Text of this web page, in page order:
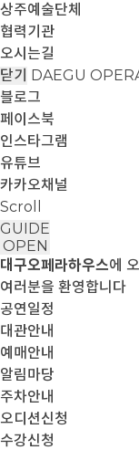
상주예술단체
협력기관
오시는길
닫기 DAEGU
블로그
페이스북
인스타그램
유튜브
카카오채널
Scroll
GUIDE
OPEN
대구오페라하우스에
여러분을 환영합니다
공연일정
대관안내
예매안내
알림마당
주차안내
오디션신청
수강신청